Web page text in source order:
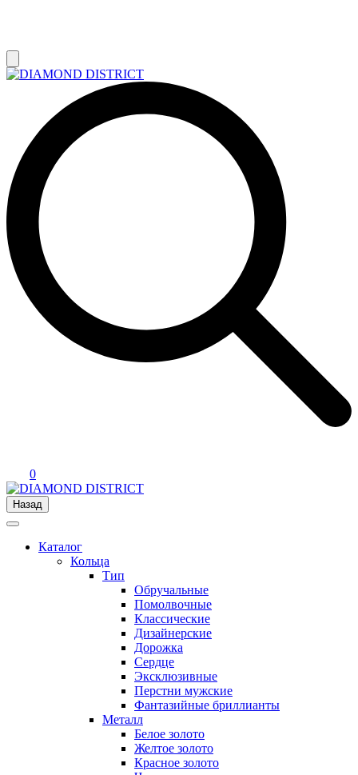
0
Назад
Каталог
Кольца
Тип
Обручальные
Помолвочные
Классические
Дизайнерские
Дорожка
Сердце
Эксклюзивные
Перстни мужские
Фантазийные бриллианты
Металл
Белое золото
Желтое золото
Красное золото